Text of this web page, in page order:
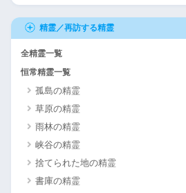
精霊／再訪する精霊
全精霊一覧
恒常精霊一覧
孤島の精霊
草原の精霊
雨林の精霊
峡谷の精霊
捨てられた地の精霊
書庫の精霊